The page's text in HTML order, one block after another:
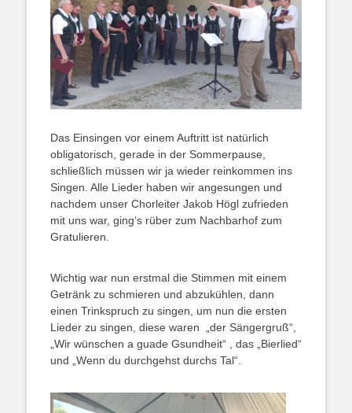
Das Einsingen vor einem Auftritt ist natürlich
obligatorisch, gerade in der Sommerpause,
schließlich müssen wir ja wieder reinkommen ins
Singen. Alle Lieder haben wir angesungen und
nachdem unser Chorleiter Jakob Högl zufrieden
mit uns war, ging‘s rüber zum Nachbarhof zum
Gratulieren.
Wichtig war nun erstmal die Stimmen mit einem
Getränk zu schmieren und abzukühlen, dann
einen Trinkspruch zu singen, um nun die ersten
Lieder zu singen, diese waren „der Sängergruß“,
„Wir wünschen a guade Gsundheit“ , das „Bierlied“
und „Wenn du durchgehst durchs Tal“.